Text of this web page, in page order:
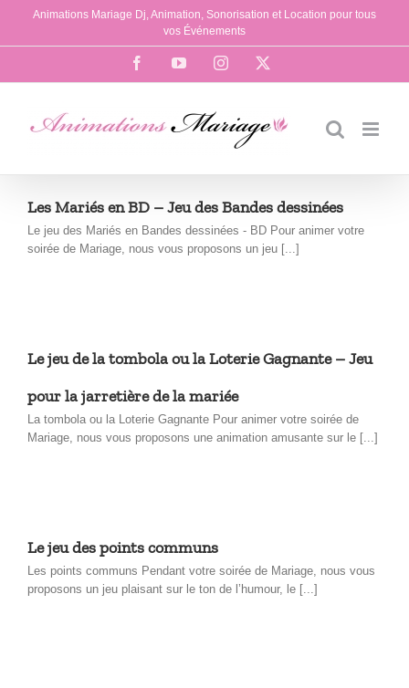
Passer
contenu
Animations Mariage Dj, Animation, Sonorisation et Location pour tous
vos Événements
FacebookYouTubeInstagram
Les Mariés en BD – Jeu des Bandes dessinées
Le jeu des Mariés en Bandes dessinées - BD Pour animer votre
soirée de Mariage, nous vous proposons un jeu [...]
Le jeu de la tombola ou la Loterie Gagnante – Jeu
pour la jarretière de la mariée
La tombola ou la Loterie Gagnante Pour animer votre soirée de
Mariage, nous vous proposons une animation amusante sur le [...]
Le jeu des points communs
Les points communs Pendant votre soirée de Mariage, nous vous
proposons un jeu plaisant sur le ton de l’humour, le [...]